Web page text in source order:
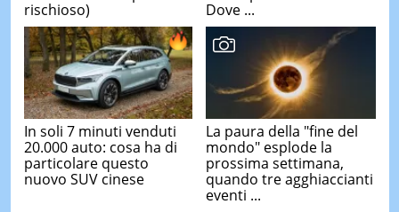
rischioso)
Dove ...
In soli 7 minuti venduti
20.000 auto: cosa ha di
particolare questo
nuovo SUV cinese
La paura della "fine del
mondo" esplode la
prossima settimana,
quando tre agghiaccianti
eventi ...